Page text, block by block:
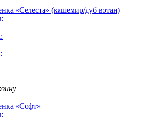
«Селеста» (кашемир/дуб вотан)
«Софт»